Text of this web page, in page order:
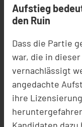
Aufstieg
den Ruin
Dass die Partie
war, die in
vernachlässigt
angedachte
ihre